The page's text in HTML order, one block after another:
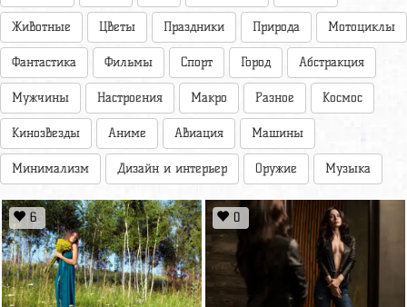
Животные Цветы Праздники Природа Мотоциклы
Фантастика Фильмы Спорт Город Абстракция
Мужчины Настроения Макро Разное Космос
Кинозвезды Аниме Авиация Машины
Минимализм Дизайн и интерьер Оружие Музыка
6 0